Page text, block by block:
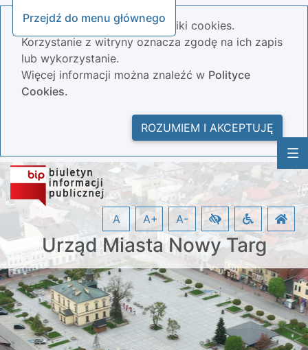
Przejdź do menu głównego
Nasza strona wykorzystuje pliki cookies.
Korzystanie z witryny oznacza zgodę na ich zapis
lub wykorzystanie.
Więcej informacji można znaleźć w Polityce
Cookies.
ROZUMIEM I AKCEPTUJĘ
Urząd Miasta Nowy Targ
A A+ A-